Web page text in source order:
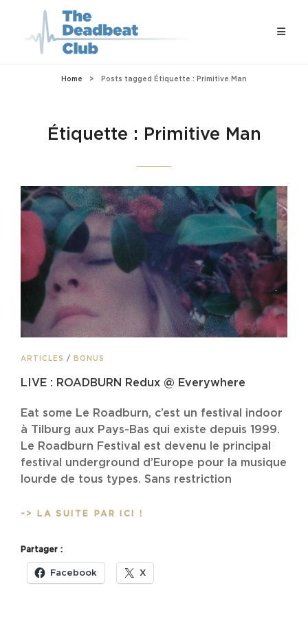
Home > Posts tagged Étiquette : Primitive Man
Étiquette : Primitive Man
CAT
ARTICLES / BONUS
LIVE : ROADBURN Redux @ Everywhere
Eat some Le Roadburn, c’est un festival indoor
à Tilburg aux Pays-Bas qui existe depuis 1999.
Le Roadburn Festival est devenu le principal
festival underground d’Europe pour la musique
lourde de tous types. Sans restriction
-> LA SUITE PAR ICI !
@
EVERYWHERE
Partager :
Facebook X